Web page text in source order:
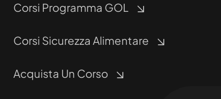
Corsi Programma GOL
Corsi Sicurezza Alimentare
Acquista Un Corso